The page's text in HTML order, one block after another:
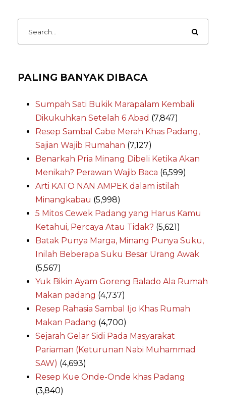
PALING BANYAK DIBACA
Sumpah Sati Bukik Marapalam Kembali
Dikukuhkan Setelah 6 Abad (7,847)
Resep Sambal Cabe Merah Khas Padang,
Sajian Wajib Rumahan (7,127)
Benarkah Pria Minang Dibeli Ketika Akan
Menikah? Perawan Wajib Baca (6,599)
Arti KATO NAN AMPEK dalam istilah
Minangkabau (5,998)
5 Mitos Cewek Padang yang Harus Kamu
Ketahui, Percaya Atau Tidak? (5,621)
Batak Punya Marga, Minang Punya Suku,
Inilah Beberapa Suku Besar Urang Awak
(5,567)
Yuk Bikin Ayam Goreng Balado Ala Rumah
Makan padang (4,737)
Resep Rahasia Sambal Ijo Khas Rumah
Makan Padang (4,700)
Sejarah Gelar Sidi Pada Masyarakat
Pariaman (Keturunan Nabi Muhammad
SAW) (4,693)
Resep Kue Onde-Onde khas Padang
(3,840)